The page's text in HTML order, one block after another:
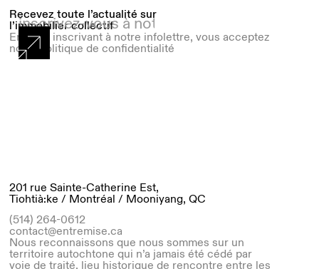
Recevez toute l’actualité sur
l’immobilier collectif
En vous inscrivant à notre infolettre, vous acceptez
notre politique de confidentialité
201 rue Sainte-Catherine Est,
Tiohtià:ke / Montréal / Mooniyang, QC
(514) 264-0612
contact@entremise.ca
Nous reconnaissons que nous sommes sur un
territoire autochtone qui n’a jamais été cédé par
voie de traité, lieu historique de rencontre entre les